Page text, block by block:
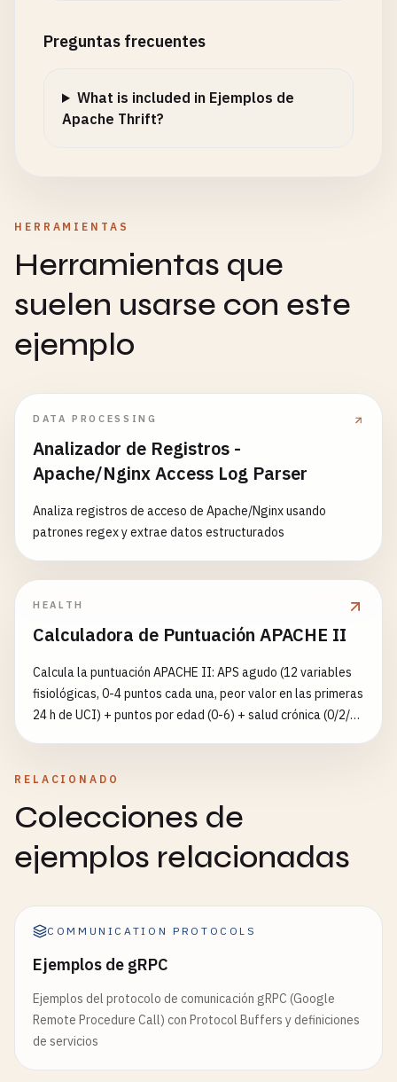
Preguntas frecuentes
What is included in Ejemplos de
Apache Thrift?
HERRAMIENTAS
Herramientas que
suelen usarse con este
ejemplo
DATA PROCESSING
Analizador de Registros -
Apache/Nginx Access Log Parser
Analiza registros de acceso de Apache/Nginx usando
patrones regex y extrae datos estructurados
HEALTH
Calculadora de Puntuación APACHE II
Calcula la puntuación APACHE II: APS agudo (12 variables
fisiológicas, 0-4 puntos cada una, peor valor en las primeras
24 h de UCI) + puntos por edad (0-6) + salud crónica (0/2/5);
duplica puntos en insuficiencia renal aguda; GCS = 15−GCS.
(logit=−3.517+0.146×puntuación, sin peso diagnóstico).
Fuentes: Knaus 1985 Crit Care Med, tabla SFAR. No
sustituye el juicio clínico. No es consejo médico.
RELACIONADO
Colecciones de
ejemplos relacionadas
COMMUNICATION PROTOCOLS
Ejemplos de gRPC
Ejemplos del protocolo de comunicación gRPC (Google
Remote Procedure Call) con Protocol Buffers y definiciones
de servicios